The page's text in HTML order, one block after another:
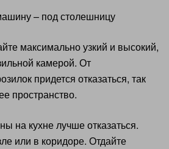
– под столешницу
максимально узкий и высокий,
камерой. От
придется отказаться, так
пространство.
на кухне лучше отказаться.
или в коридоре. Отдайте